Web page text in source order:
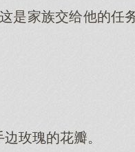
是家族交给他的任
玫瑰的花瓣。